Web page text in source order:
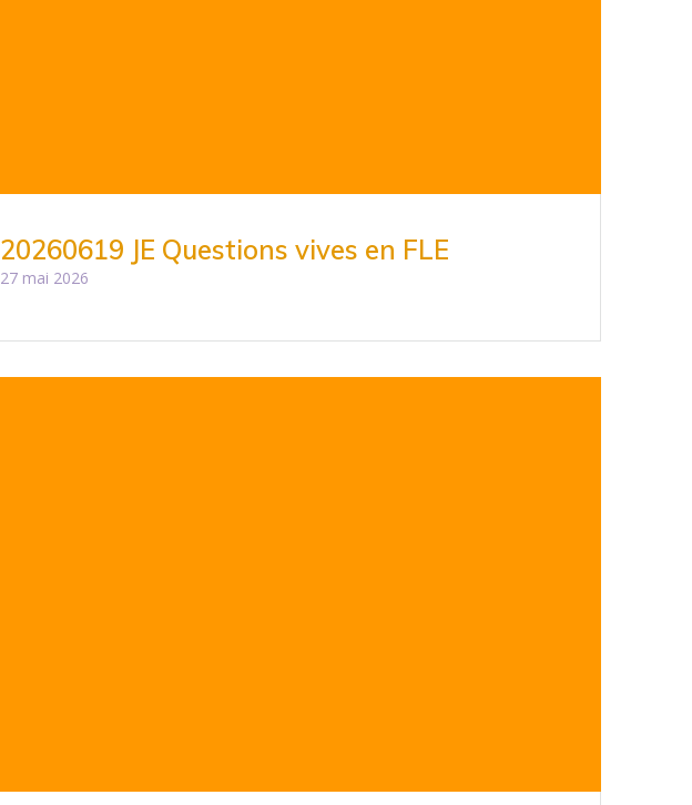
20260619 JE Questions vives en FLE
27 mai 2026